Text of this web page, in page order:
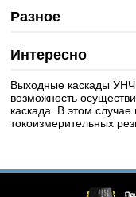
Разное
Интересно
Выходные каскады УНЧ
возможность
каскада. В этом
токоизмерительных